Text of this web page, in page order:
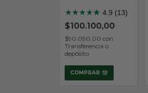
★★★★★
★ 4.9 (13)
$100.100,00
$90.090,00 con
Transferencia o
depósito
COMPRAR